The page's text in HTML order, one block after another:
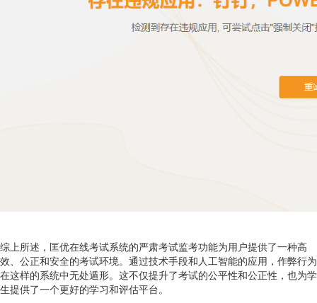
综上所述，匡优在线考试系统的严肃考试监考功能为用户提供了一种高
效、公正和安全的考试环境。通过技术手段和人工智能的应用，作弊行为
在这样的系统中无处遁形。这不仅提升了考试的公平性和公正性，也为学
生提供了一个更好的学习和评估平台。